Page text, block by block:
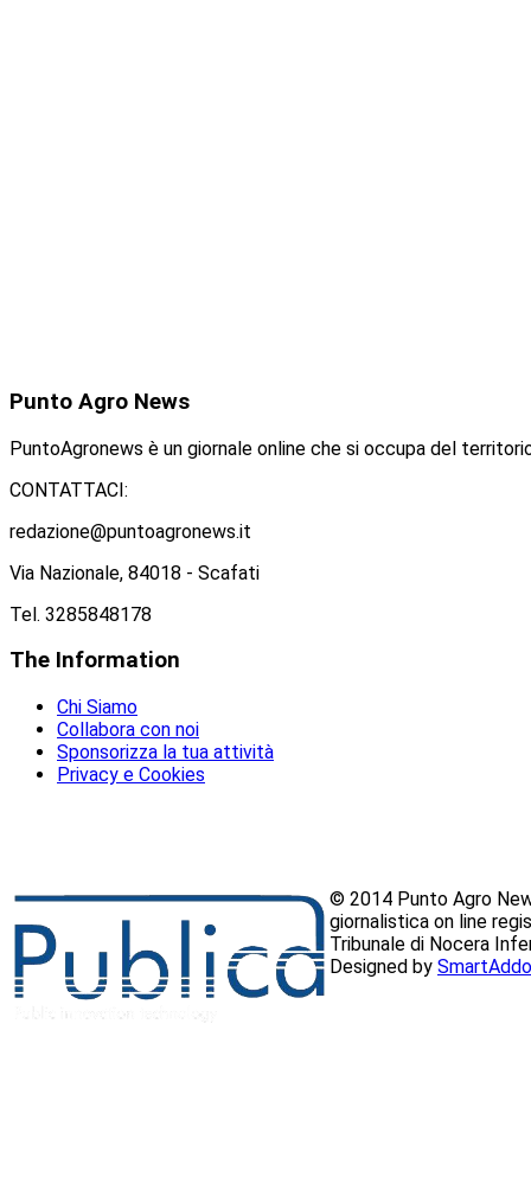
Punto Agro News
PuntoAgronews è un giornale online che si occupa del
CONTATTACI:
redazione@puntoagronews.it
Via Nazionale, 84018 - Scafati
Tel. 3285848178
The Information
Chi Siamo
Collabora con noi
Sponsorizza la tua attività
Privacy e Cookies
© 2014 Punto Agro
giornalistica on line
Tribunale di Nocera
Designed by